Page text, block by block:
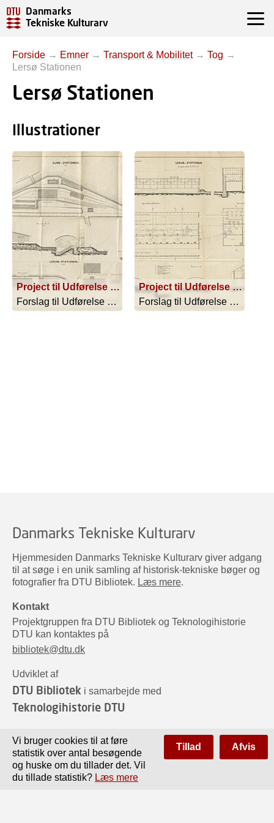
Danmarks
Tekniske Kulturarv
Forside → Emner → Transport & Mobilitet→ Tog →
Lersø Stationen
Lersø Stationen
Illustrationer
Project til Udførelse af Kjøbenhavns Natrenovation, Blad 1
Forslag til Udførelse af Natrenovationen - 1894
Project til Udførelse af Kjøbenhavns Natrenovation, Blad 2
Forslag til Udførelse af Natrenovationen - 1894
Danmarks Tekniske Kulturarv
Hjemmesiden Danmarks Tekniske Kulturarv giver adgang
til at søge i en unik samling af historisk-tekniske bøger og
fotografier fra DTU Bibliotek. Læs mere.
Kontakt
Projektgruppen fra DTU Bibliotek og Teknologihistorie
DTU kan kontaktes på
bibliotek@dtu.dk
Udviklet af
DTU Bibliotek i samarbejde med
Teknologihistorie DTU
Vi bruger cookies til at føre
statistik over antal besøgende
og huske om du tillader det. Vil
du tillade statistik? Læs mere
Tillad Afvis